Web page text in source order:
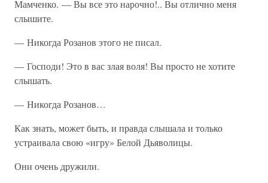
Мамченко. — Вы все это нарочно!.. Вы отлично меня
слышите.
— Никогда Розанов этого не писал.
— Господи! Это в вас злая воля! Вы просто не хотите
слышать.
— Никогда Розанов…
Как знать, может быть, и правда слышала и только
устраивала свою «игру» Белой Дьяволицы.
Они очень дружили.